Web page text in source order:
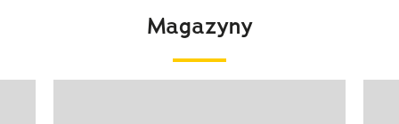
Magazyny